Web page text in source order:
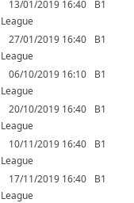
13/01/2019 16:40
B1
League
27/01/2019 16:40
B1
League
06/10/2019 16:10
B1
League
20/10/2019 16:40
B1
League
10/11/2019 16:40
B1
League
17/11/2019 16:40
B1
League